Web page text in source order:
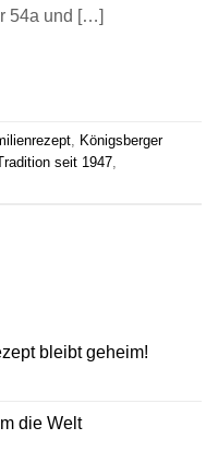
54a und […]
Königsberger
seit 1947
bleibt geheim!
die Welt